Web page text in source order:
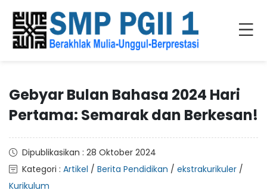
Gebyar Bulan Bahasa 2024 Hari
Pertama: Semarak dan Berkesan!
Dipublikasikan : 28 Oktober 2024
Kategori : Artikel / Berita Pendidikan / ekstrakurikuler /
Kurikulum